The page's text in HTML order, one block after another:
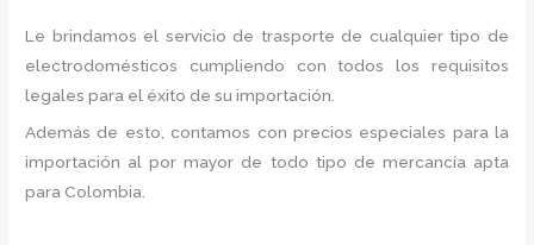
Le brindamos el servicio de trasporte de cualquier tipo de
electrodomésticos cumpliendo con todos los requisitos
legales para el éxito de su importación.
Además de esto, contamos con precios especiales para la
importación al por mayor de todo tipo de mercancía apta
para Colombia.